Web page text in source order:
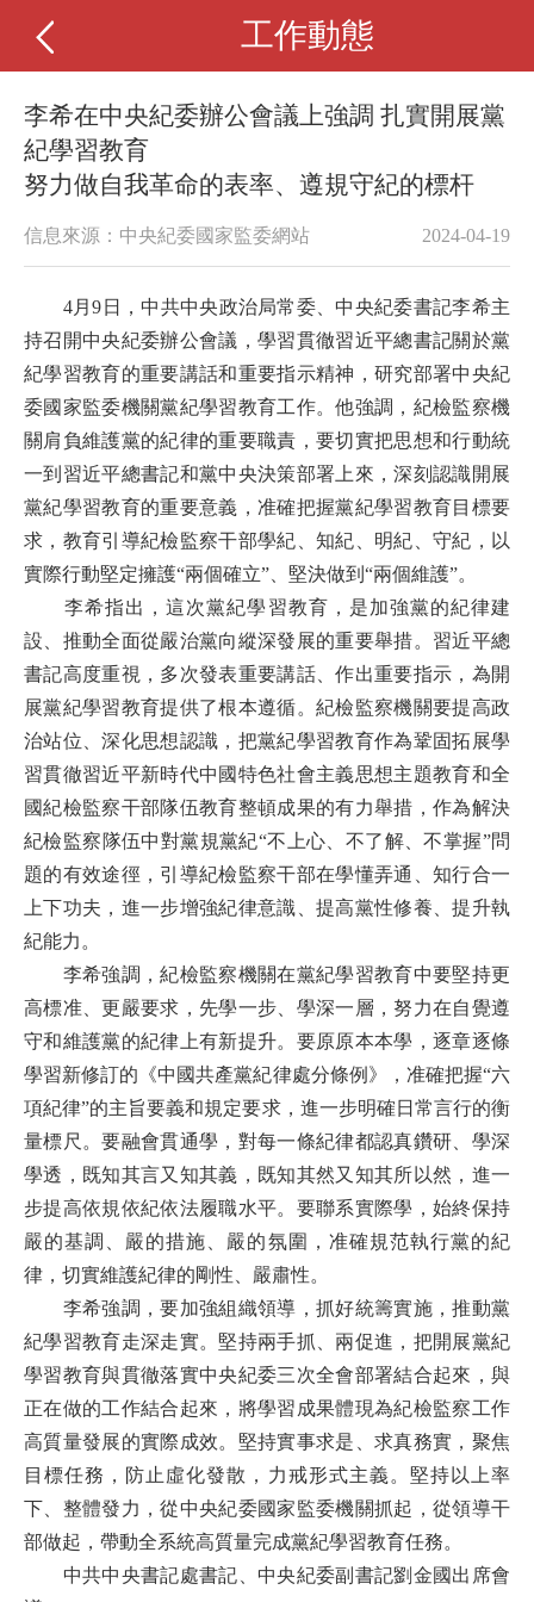
工作動態
李希在中央紀委辦公會議上強調 扎實開展黨
紀學習教育
努力做自我革命的表率、遵規守紀的標杆
信息來源：中央紀委國家監委網站 2024-04-19
4月9日，中共中央政治局常委、中央紀委書記李希主
持召開中央紀委辦公會議，學習貫徹習近平總書記關於黨
紀學習教育的重要講話和重要指示精神，研究部署中央紀
委國家監委機關黨紀學習教育工作。他強調，紀檢監察機
關肩負維護黨的紀律的重要職責，要切實把思想和行動統
一到習近平總書記和黨中央決策部署上來，深刻認識開展
黨紀學習教育的重要意義，准確把握黨紀學習教育目標要
求，教育引導紀檢監察干部學紀、知紀、明紀、守紀，以
實際行動堅定擁護“兩個確立”、堅決做到“兩個維護”。
李希指出，這次黨紀學習教育，是加強黨的紀律建
設、推動全面從嚴治黨向縱深發展的重要舉措。習近平總
書記高度重視，多次發表重要講話、作出重要指示，為開
展黨紀學習教育提供了根本遵循。紀檢監察機關要提高政
治站位、深化思想認識，把黨紀學習教育作為鞏固拓展學
習貫徹習近平新時代中國特色社會主義思想主題教育和全
國紀檢監察干部隊伍教育整頓成果的有力舉措，作為解決
紀檢監察隊伍中對黨規黨紀“不上心、不了解、不掌握”問
題的有效途徑，引導紀檢監察干部在學懂弄通、知行合一
上下功夫，進一步增強紀律意識、提高黨性修養、提升執
紀能力。
李希強調，紀檢監察機關在黨紀學習教育中要堅持更
高標准、更嚴要求，先學一步、學深一層，努力在自覺遵
守和維護黨的紀律上有新提升。要原原本本學，逐章逐條
學習新修訂的《中國共產黨紀律處分條例》，准確把握“六
項紀律”的主旨要義和規定要求，進一步明確日常言行的衡
量標尺。要融會貫通學，對每一條紀律都認真鑽研、學深
學透，既知其言又知其義，既知其然又知其所以然，進一
步提高依規依紀依法履職水平。要聯系實際學，始終保持
嚴的基調、嚴的措施、嚴的氛圍，准確規范執行黨的紀
律，切實維護紀律的剛性、嚴肅性。
李希強調，要加強組織領導，抓好統籌實施，推動黨
紀學習教育走深走實。堅持兩手抓、兩促進，把開展黨紀
學習教育與貫徹落實中央紀委三次全會部署結合起來，與
正在做的工作結合起來，將學習成果體現為紀檢監察工作
高質量發展的實際成效。堅持實事求是、求真務實，聚焦
目標任務，防止虛化發散，力戒形式主義。堅持以上率
下、整體發力，從中央紀委國家監委機關抓起，從領導干
部做起，帶動全系統高質量完成黨紀學習教育任務。
中共中央書記處書記、中央紀委副書記劉金國出席會